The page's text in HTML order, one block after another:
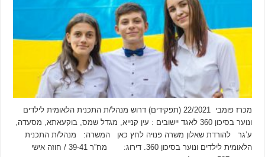
מכרז פומבי 22/2021 (תפקידים) דרוש מנהל/ת התכנית הלאומית לילדים
ונוער בסיכון 360 לאגד יישובים : עין קנייא, מגדל שמס, בוקעאתא, מסעדה,
ע’גר להורדת שאלון משרה פנויה לחץ כאן המשרה: מנהל/ת התכנית
הלאומית לילדים ונוער בסיכון 360. דירוג: מח”ר 39-41 / חוזה אישי